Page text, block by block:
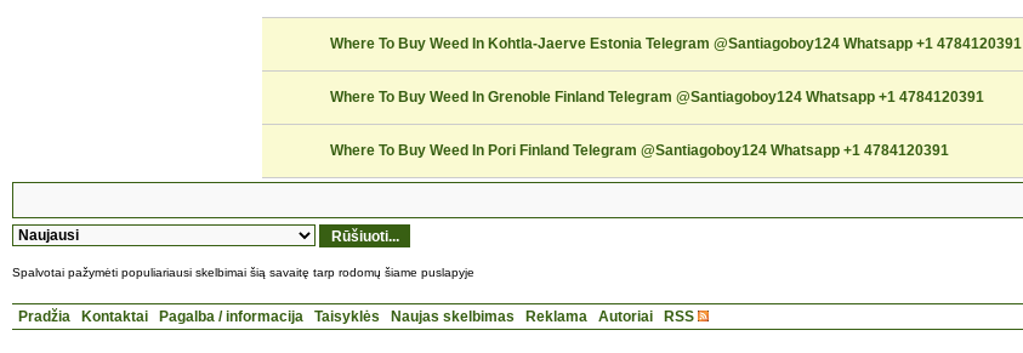
Where To Buy Weed In Kohtla-Jaerve Estonia Telegram @Santiagoboy124 Whatsapp +1 4784120391
Where To Buy Weed In Grenoble Finland Telegram @Santiagoboy124 Whatsapp +1 4784120391
Where To Buy Weed In Pori Finland Telegram @Santiagoboy124 Whatsapp +1 4784120391
Spalvotai pažymėti populiariausi skelbimai šią savaitę tarp rodomų šiame puslapyje
Pradžia Kontaktai Pagalba / informacija Taisyklės Naujas skelbimas Reklama Autoriai RSS